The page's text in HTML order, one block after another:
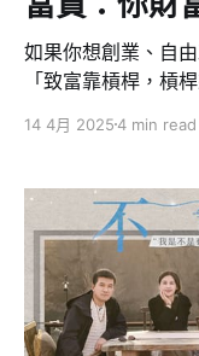
如果你想創業、自
「致富靠槓桿，槓桿
一個無法被信任的
就是你進入信任經濟
Facebook 上廣傳
念。這張圖最早來
與組織文化的顧問
型，並由 Maruko
不務正業的
14 4月 20254 min read